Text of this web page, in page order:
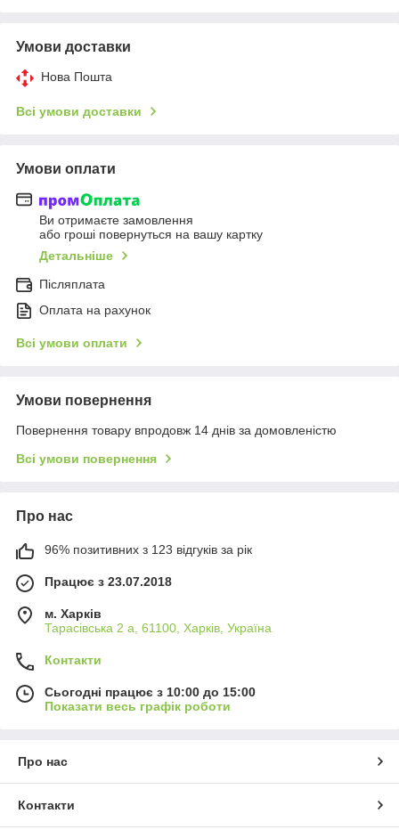
Умови доставки
Нова Пошта
Всі умови доставки
Умови оплати
Ви отримаєте замовлення
або гроші повернуться на вашу картку
Детальніше
Післяплата
Оплата на рахунок
Всі умови оплати
Умови повернення
Повернення товару впродовж 14 днів за домовленістю
Всі умови повернення
Про нас
96% позитивних з 123 відгуків за рік
Працює з 23.07.2018
м. Харків
Тарасівська 2 а, 61100, Харків, Україна
Контакти
Сьогодні працює з 10:00 до 15:00
Показати весь графік роботи
Про нас
Контакти